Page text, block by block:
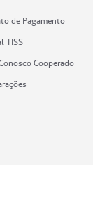
de Pagamento
TISS
Cooperado